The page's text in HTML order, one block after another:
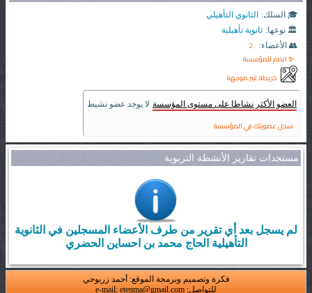
🎓 السلك: الثانوي التأهيلي
🏛️ نوعها: ثانوية تأهيلية
👥 الأعضاء:
2
✨ انضم للمؤسسة
خريطة غير موجهة
العضو الأكثر نشاطا على مستوى المؤسسة لا يوجد عضو نشيط
سجل عضويتك في المؤسسة
مستجدات تقارير الأنشطة التربوية
لم يسجل بعد أي تقرير من طرف الأعضاء المسجلين في الثانوية
التأهيلية الحاج محمد بن احساين الحضري
فكرة وتصميم وبرمجة الموقع: أحمد زربوحي
للتواصل: e-mail: etenma@gmail.com